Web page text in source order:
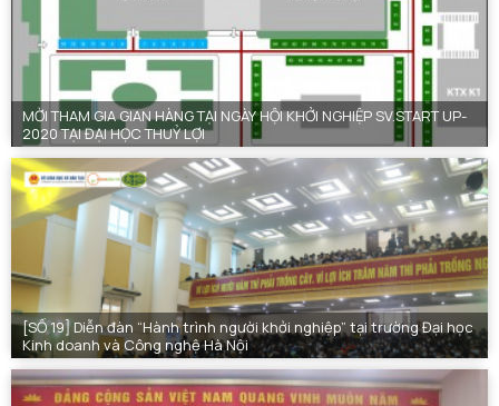
MỜI THAM GIA GIAN HÀNG TẠI NGÀY HỘI KHỞI NGHIỆP SV.START UP-
2020 TẠI ĐẠI HỌC THUỶ LỢI
[SỐ 19] Diễn đàn “Hành trình người khởi nghiệp” tại trường Đại học
Kinh doanh và Công nghệ Hà Nội